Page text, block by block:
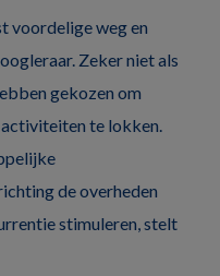
voordelige weg en
Zeker niet als
gekozen om
te lokken.
de overheden
stimuleren, stelt